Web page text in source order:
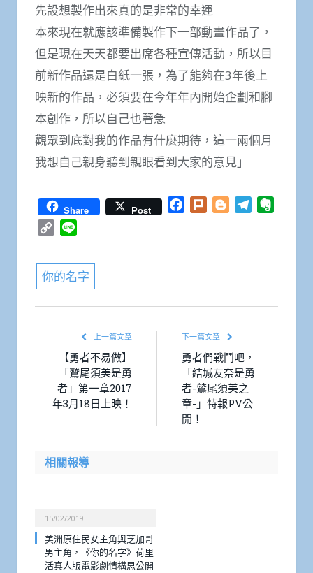
先設想製作出來真的是非常的幸運
本來現在就應該準備製作下一部動畫作品了，
但是現在天天都要出席各種宣傳活動，所以目
前新作品還是白紙一張，為了能夠在3年後上
映新的作品，必須要在今年年內開始企劃和腳
本創作，所以自己也著急
觀眾到底對我的作品有什麼期待，這一兩個月
我想自己親身聽到親眼看到大家的意見」
Share Post Facebook
Plurk BloggerTelegram
Copy
你的名字
上一篇文章
【勇者不易做】
「鷲尾須美是勇
者」第一章2017
年3月18日上映！
下一篇文章
勇者們戰鬥吧，
「結城友奈是勇
者-鷲尾須美之
章-」特報PV公
開！
相關報導
15/02/2019
美洲原住民女主角與芝加哥
男主角，《你的名字》荷里
活真人版電影劇情構思公開